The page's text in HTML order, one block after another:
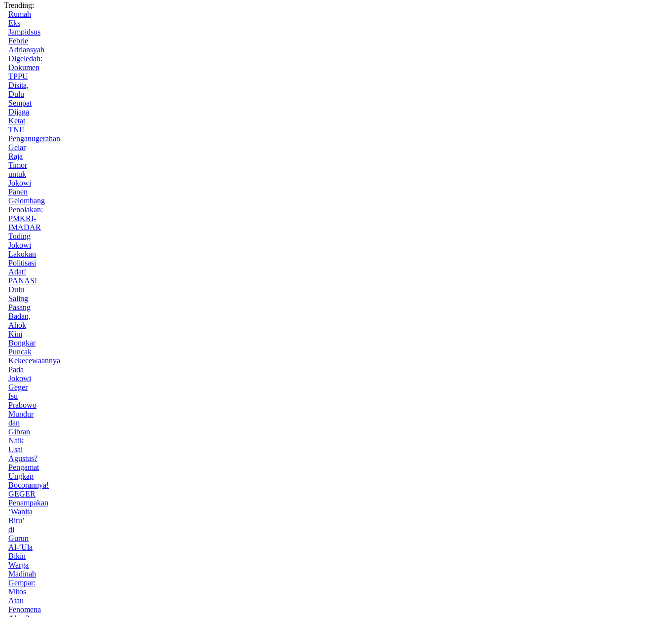
Trending:
Rumah
Eks
Jampidsus
Febrie
Adriansyah
Digeledah:
Dokumen
TPPU
Disita,
Dulu
Sempat
Dijaga
Ketat
TNI!
Penganugerahan
Gelar
Raja
Timor
untuk
Jokowi
Panen
Gelombang
Penolakan:
PMKRI-
IMADAR
Tuding
Jokowi
Lakukan
Politisasi
Adat!
PANAS!
Dulu
Saling
Pasang
Badan,
Ahok
Kini
Bongkar
Puncak
Kekecewaannya
Pada
Jokowi
Geger
Isu
Prabowo
Mundur
dan
Gibran
Naik
Usai
Agustus?
Pengamat
Ungkap
Bocorannya!
GEGER
Penampakan
‘Wanita
Biru’
di
Gurun
Al-‘Ula
Bikin
Warga
Madinah
Gempar:
Mitos
Atau
Fenomena